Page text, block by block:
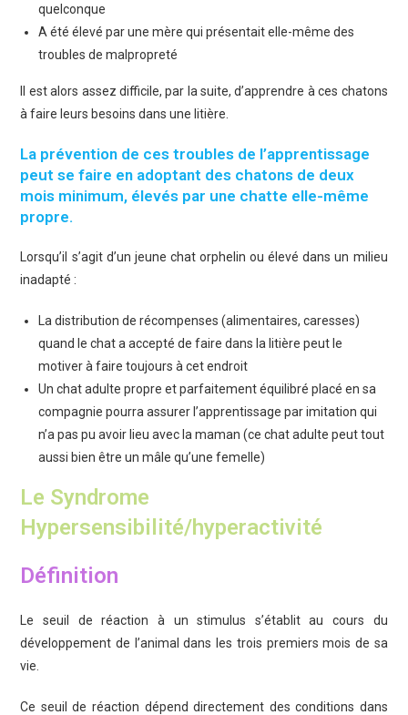
quelconque
A été élevé par une mère qui présentait elle-même des
troubles de malpropreté
Il est alors assez difficile, par la suite, d’apprendre à ces chatons
à faire leurs besoins dans une litière.
La prévention de ces troubles de l’apprentissage
peut se faire en adoptant des chatons de deux
mois minimum, élevés par une chatte elle-même
propre.
Lorsqu’il s’agit d’un jeune chat orphelin ou élevé dans un milieu
inadapté :
La distribution de récompenses (alimentaires, caresses)
quand le chat a accepté de faire dans la litière peut le
motiver à faire toujours à cet endroit
Un chat adulte propre et parfaitement équilibré placé en sa
compagnie pourra assurer l’apprentissage par imitation qui
n’a pas pu avoir lieu avec la maman (ce chat adulte peut tout
aussi bien être un mâle qu’une femelle)
Le Syndrome
Hypersensibilité/hyperactivité
Définition
Le seuil de réaction à un stimulus s’établit au cours du
développement de l’animal dans les trois premiers mois de sa
vie.
Ce seuil de réaction dépend directement des conditions dans